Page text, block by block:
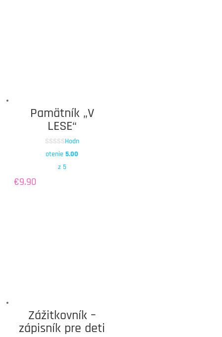
Pamätník „V
LESE“
Hodn
otenie5.00
z 5
€9.90
Zážitkovník –
zápisník pre deti